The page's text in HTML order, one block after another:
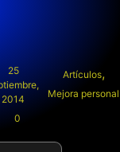
25
2014
0
Artículos,
Mejora personal